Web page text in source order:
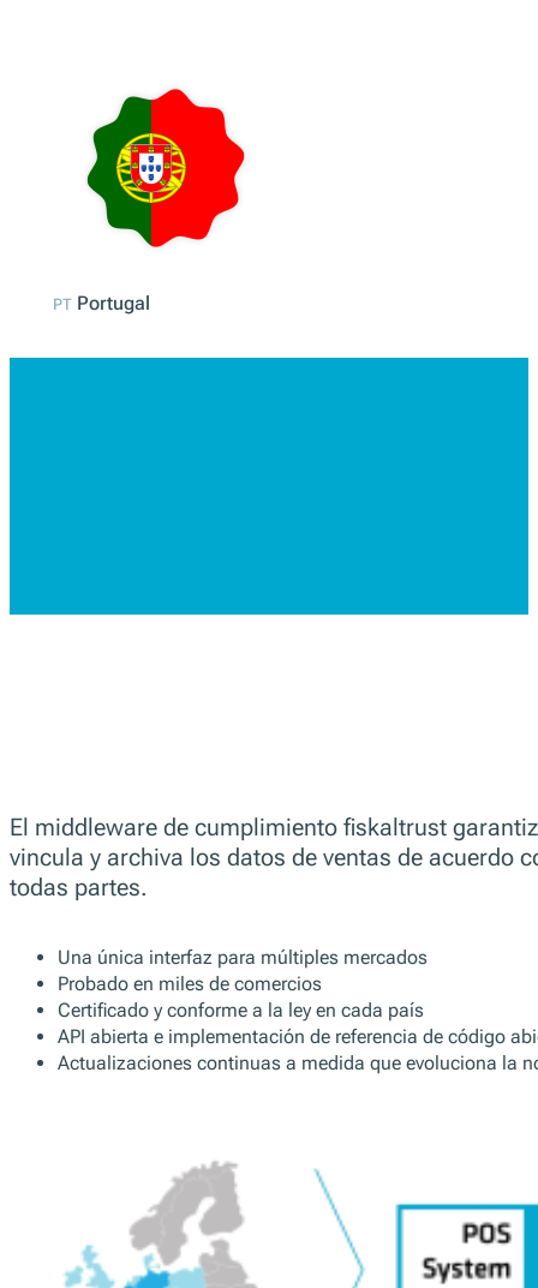
ES España
Portugal
vincula y archiva los datos de ventas de
Una única interfaz para múltiples mercados